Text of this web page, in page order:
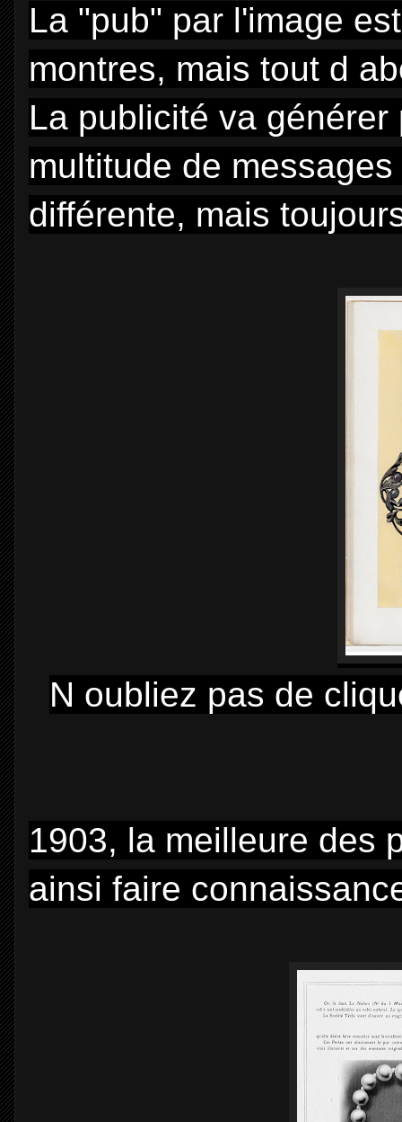
La "pub" par l'image
montres, mais tout d
La publicité va
multitude de
différente, mais
N oubliez pas de
1903, la meilleure des
ainsi faire